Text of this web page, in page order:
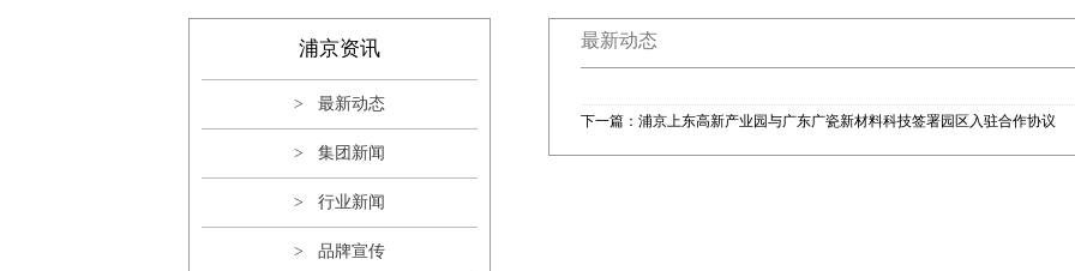
浦京资讯
> 最新动态
> 集团新闻
> 行业新闻
> 品牌宣传
最新动态
下一篇：浦京上东高新产业园与广东广瓷新材料科技签署园区入驻合作协议